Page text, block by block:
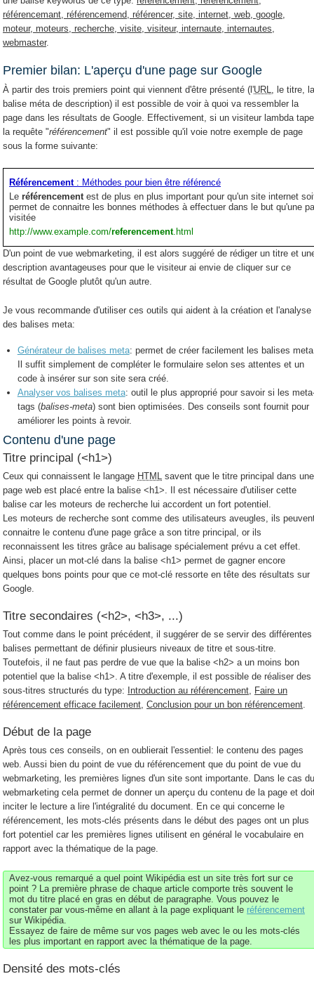
référencemant, référencemend, référencer, site, internet, web, google,
moteur, moteurs, recherche, visite, visiteur, internaute, internautes,
webmaster.
Premier bilan: L'aperçu d'une page sur Google
À partir des trois premiers point qui viennent d'être présenté (l'URL
, le titre,
balise méta de description) il est possible de voir à quoi va ressembler la
page dans les résultats de Google. Effectivement, si un visiteur lambda tape
la requête "référencement" il est possible qu'il voie notre exemple de page
sous la forme suivante:
Référencement: Méthodes pour bien être référencé
Leréférencementest de plus en plus important pour qu'un site internet
permet de connaitre les bonnes méthodes à effectuer dans le but qu'une
visitée
http://www.example.com/referencement.html
D'un point de vue webmarketing, il est alors suggéré de rédiger un titre et
description avantageuses pour que le visiteur ai envie de cliquer sur ce
résultat de Google plutôt qu'un autre.
Je vous recommande d'utiliser ces outils qui aident à la création et l'analyse
des balises meta:
Générateur de balises meta: permet de créer facilement les balises
Il suffit simplement de compléter le formulaire selon ses attentes et un
code à insérer sur son site sera créé.
Analyser vos balises meta: outil le plus approprié pour savoir si les
tags (balises-meta) sont bien optimisées. Des conseils sont fournit pour
améliorer les points à revoir.
Contenu d'une page
Titre principal (<h1>)
Ceux qui connaissent le langage HTML savent que le titre principal dans une
page web est placé entre la balise <h1>. Il est nécessaire d'utiliser cette
balise car les moteurs de recherche lui accordent un fort potentiel.
Les moteurs de recherche sont comme des utilisateurs aveugles, ils
connaitre le contenu d'une page grâce a son titre principal, or ils
reconnaissent les titres grâce au balisage spécialement prévu a cet effet.
Ainsi, placer un mot-clé dans la balise <h1> permet de gagner encore
quelques bons points pour que ce mot-clé ressorte en tête des résultats sur
Google.
Titre secondaires (<h2>, <h3>, ...)
Tout comme dans le point précédent, il suggérer de se servir des différentes
balises permettant de définir plusieurs niveaux de titre et sous-titre.
Toutefois, il ne faut pas perdre de vue que la balise <h2> a un moins bon
potentiel que la balise <h1>. A titre d'exemple, il est possible de réaliser des
sous-titres structurés du type: Introduction au référencement, Faire un
référencement efficace facilement,Conclusion pour un bon référencement.
Début de la page
Après tous ces conseils, on en oublierait l'essentiel: le contenu des pages
web. Aussi bien du point de vue du référencement que du point de vue du
webmarketing, les premières lignes d'un site sont importante. Dans le cas
webmarketing cela permet de donner un aperçu du contenu de la page et
inciter le lecture a lire l'intégralité du document. En ce qui concerne le
référencement, les mots-clés présents dans le début des pages ont un plus
fort potentiel car les premières lignes utilisent en général le vocabulaire en
rapport avec la thématique de la page.
Avez-vous remarqué a quel point Wikipédia est un site très fort sur ce
point ? La première phrase de chaque article comporte très souvent le
mot du titre placé en gras en début de paragraphe. Vous pouvez le
constater par vous-même en allant à la page expliquant le référencement
sur Wikipédia.
Essayez de faire de même sur vos pages web avec le ou les mots-clés
les plus important en rapport avec la thématique de la page.
Densité des mots-clés